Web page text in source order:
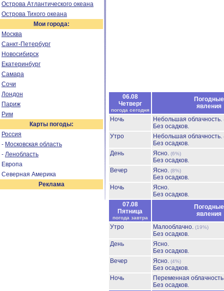
Острова Атлантического океана
Острова Тихого океана
Мои города:
Москва
Санкт-Петербург
Новосибирск
Екатеринбург
Самара
Сочи
Лондон
Париж
Рим
Карты погоды:
Россия
- Московская область
- Ленобласть
Европа
Северная Америка
Реклама
06.08
Четверг
погода сегодня
Погодные
явления
Ночь
Небольшая облачность.
Без осадков.
Утро
Небольшая облачность.
Без осадков.
День
Ясно. (6%)
Без осадков.
Вечер
Ясно. (8%)
Без осадков.
Ночь
Ясно.
Без осадков.
07.08
Пятница
погода завтра
Погодные
явления
Утро
Малооблачно. (19%)
Без осадков.
День
Ясно.
Без осадков.
Вечер
Ясно. (4%)
Без осадков.
Ночь
Переменная
Без осадков.